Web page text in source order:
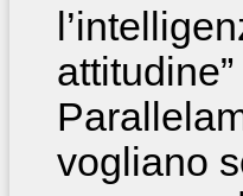
vogliano